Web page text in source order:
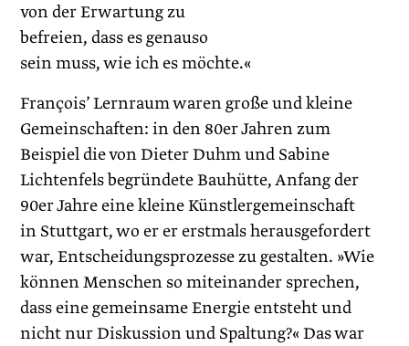
von der Erwartung zu
befreien, dass es genauso
sein muss, wie ich es möchte.«
François’ Lernraum waren große und kleine
Gemeinschaften: in den 80er Jahren zum
Beispiel die von Dieter Duhm und Sabine
Lichtenfels begründete Bauhütte, Anfang der
90er Jahre eine kleine Künstlergemeinschaft
in Stuttgart, wo er er erstmals herausgefordert
war, Entscheidungsprozesse zu gestalten. »Wie
können Menschen so miteinander sprechen,
dass eine gemeinsame Energie entsteht und
nicht nur Diskussion und Spaltung?« Das war